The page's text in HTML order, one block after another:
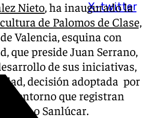
X-twitter
Nieto, ha inaugurado la
de Palomos de Clase,
Valencia, esquina con
que preside Juan Serrano,
de sus iniciativas,
decisión adoptada por
entorno que registran
o Sanlúcar.